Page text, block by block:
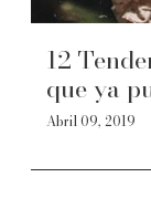
12
que ya
Abril 09, 2019